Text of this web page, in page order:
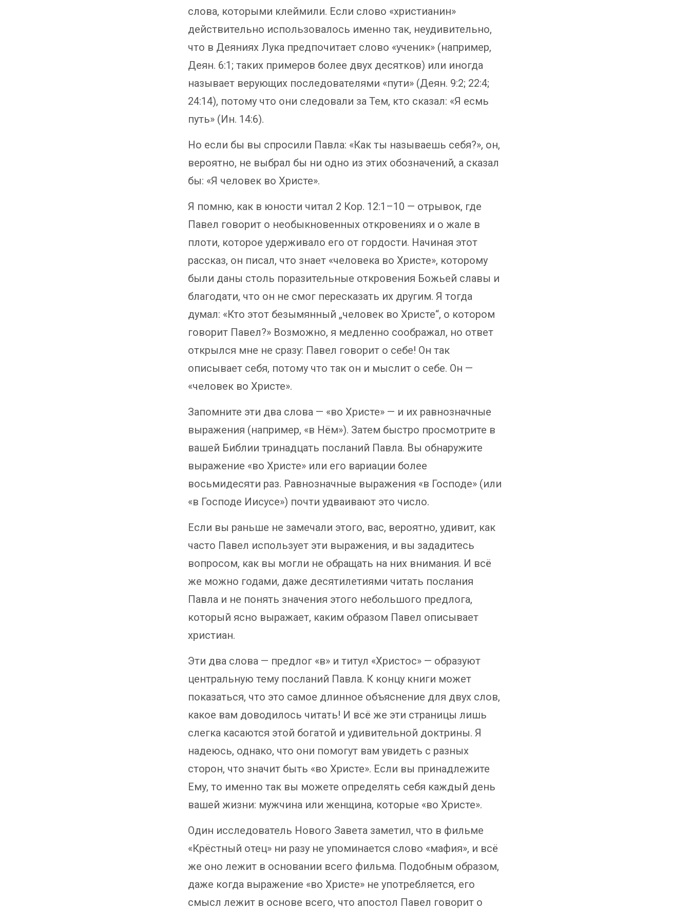
слова, которыми клеймили. Если слово «христианин»
действительно использовалось именно так, неудивительно,
что в Деяниях Лука предпочитает слово «ученик» (например,
Деян. 6:1; таких примеров более двух десятков) или иногда
называет верующих последователями «пути» (Деян. 9:2; 22:4;
24:14), потому что они следовали за Тем, кто сказал: «Я есмь
путь» (Ин. 14:6).
Но если бы вы спросили Павла: «Как ты называешь себя?», он,
вероятно, не выбрал бы ни одно из этих обозначений, а сказал
бы: «Я человек во Христе».
Я помню, как в юности читал 2 Кор. 12:1–10 — отрывок, где
Павел говорит о необыкновенных откровениях и о жале в
плоти, которое удерживало его от гордости. Начиная этот
рассказ, он писал, что знает «человека во Христе», которому
были даны столь поразительные откровения Божьей славы и
благодати, что он не смог пересказать их другим. Я тогда
думал: «Кто этот безымянный „человек во Христе“, о котором
говорит Павел?» Возможно, я медленно соображал, но ответ
открылся мне не сразу: Павел говорит о себе! Он так
описывает себя, потому что так он и мыслит о себе. Он —
«человек во Христе».
Запомните эти два слова — «во Христе» — и их равнозначные
выражения (например, «в Нём»). Затем быстро просмотрите в
вашей Библии тринадцать посланий Павла. Вы обнаружите
выражение «во Христе» или его вариации более
восьмидесяти раз. Равнозначные выражения «в Господе» (или
«в Господе Иисусе») почти удваивают это число.
Если вы раньше не замечали этого, вас, вероятно, удивит, как
часто Павел использует эти выражения, и вы зададитесь
вопросом, как вы могли не обращать на них внимания. И всё
же можно годами, даже десятилетиями читать послания
Павла и не понять значения этого небольшого предлога,
который ясно выражает, каким образом Павел описывает
христиан.
Эти два слова — предлог «в» и титул «Христос» — образуют
центральную тему посланий Павла. К концу книги может
показаться, что это самое длинное объяснение для двух слов,
какое вам доводилось читать! И всё же эти страницы лишь
слегка касаются этой богатой и удивительной доктрины. Я
надеюсь, однако, что они помогут вам увидеть с разных
сторон, что значит быть «во Христе». Если вы принадлежите
Ему, то именно так вы можете определять себя каждый день
вашей жизни: мужчина или женщина, которые «во Христе».
Один исследователь Нового Завета заметил, что в фильме
«Крёстный отец» ни разу не упоминается слово «мафия», и всё
же оно лежит в основании всего фильма. Подобным образом,
даже когда выражение «во Христе» не употребляется, его
смысл лежит в основе всего, что апостол Павел говорит о